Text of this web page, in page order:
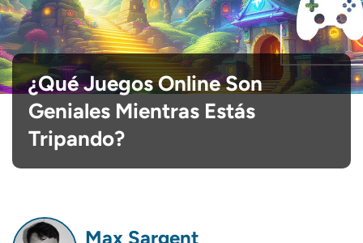
¿Qué Juegos Online Son
Geniales Mientras Estás
Tripando?
Max Sargent